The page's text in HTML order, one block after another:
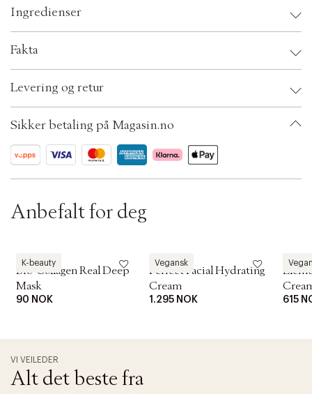
t
n
lufttørke.
Ingredienser
Fakta
EAN: 9319944050752
ID: ADNW91-0008
Levering og retur
Sikker betaling på Magasin.no
Anbefalt for deg
K-beauty
Biodance
Bio-Collagen Real Deep
Mask
90 NOK
Vegansk
Aesop
Perfect Facial Hydrating
Cream
1.295 NOK
Aesop
615
VI VEILEDER
Alt det beste fra